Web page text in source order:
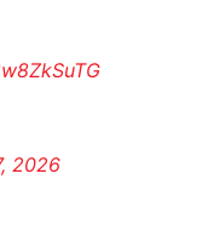
2026